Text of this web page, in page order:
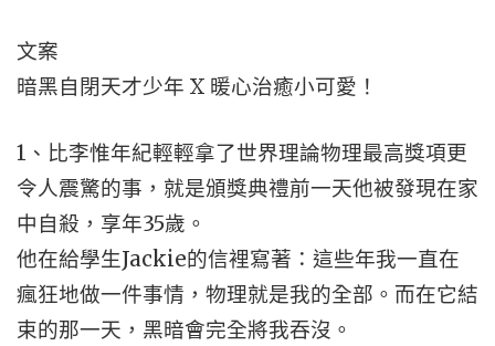
文案
暗黑自閉天才少年 X 暖心治癒小可愛！
1、比李惟年紀輕輕拿了世界理論物理最高獎項更
令人震驚的事，就是頒獎典禮前一天他被發現在家
中自殺，享年35歲。
他在給學生Jackie的信裡寫著：這些年我一直在
瘋狂地做一件事情，物理就是我的全部。而在它結
束的那一天，黑暗會完全將我吞沒。